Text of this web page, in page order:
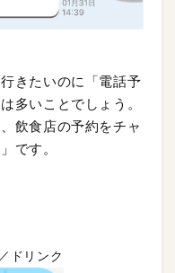
きたいのに「電話予
多いことでしょう。
飲食店の予約をチャ
です。
ドリンク